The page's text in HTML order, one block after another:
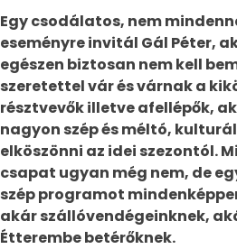
Egy csodálatos, nem
eseményre invitál Gál Péter,
egészen biztosan nem kell
szeretettel vár és várnak a
résztvevők illetve afellépők,
nagyon szép és méltó,
elköszönni az idei szezontól.
csapat ugyan még nem, de
szép programot
akár szállóvendégeinknek,
Étterembe betérőknek.